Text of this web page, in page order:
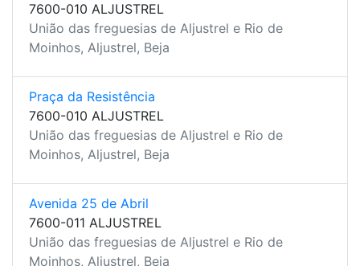
7600-010 ALJUSTREL
União das freguesias de Aljustrel e Rio de
Moinhos, Aljustrel, Beja
Praça da Resistência
7600-010 ALJUSTREL
União das freguesias de Aljustrel e Rio de
Moinhos, Aljustrel, Beja
Avenida 25 de Abril
7600-011 ALJUSTREL
União das freguesias de Aljustrel e Rio de
Moinhos, Aljustrel, Beja